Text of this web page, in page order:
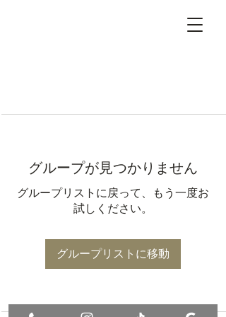
グループが見つかりません
グループリストに戻って、もう一度お
試しください。
グループリストに移動